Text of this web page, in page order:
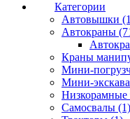
Категории
Автовышки
Автокраны
Краны
Мини-
Мини-
Низкорамные
Самосвалы (1)